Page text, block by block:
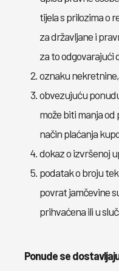
tijela s prilozima o
za državljane i
za to odgovarajući
oznaku nekretnine,
obvezujuću
može biti manja
način plaćanja
dokaz o izvršenoj
podatak o broju
povrat jamčevine
prihvaćena ili u
Ponude se